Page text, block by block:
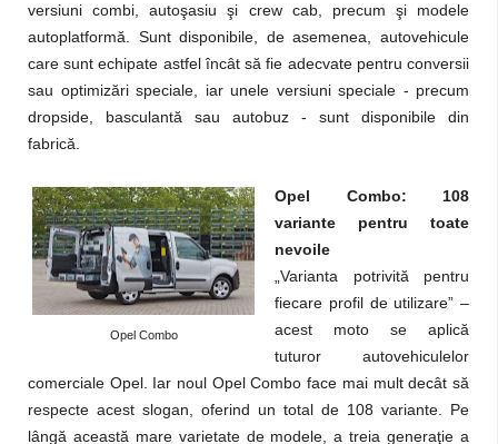
versiuni combi, autoşasiu şi crew cab, precum şi modele
autoplatformă. Sunt disponibile, de asemenea, autovehicule
care sunt echipate astfel încât să fie adecvate pentru conversii
sau optimizări speciale, iar unele versiuni speciale - precum
dropside, basculantă sau autobuz - sunt disponibile din
fabrică.
Opel Combo
Opel Combo: 108
variante pentru toate
nevoile
„Varianta potrivită pentru
fiecare profil de utilizare” –
acest moto se aplică
tuturor autovehiculelor
comerciale Opel. Iar noul Opel Combo face mai mult decât să
respecte acest slogan, oferind un total de 108 variante. Pe
lângă această mare varietate de modele, a treia generaţie a